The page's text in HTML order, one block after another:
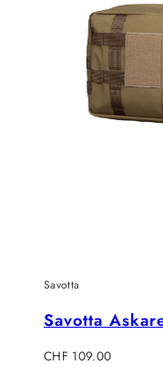
Savotta
Savotta
Regulärer
CHF 109.00